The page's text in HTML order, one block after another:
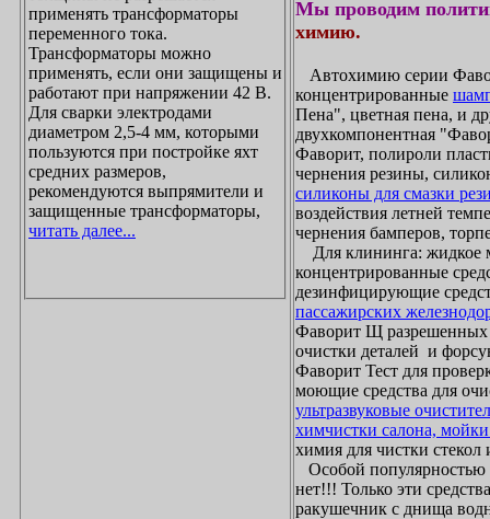
применять трансформаторы
переменного тока.
Трансформаторы можно
применять, если они защищены и
работают при напряжении 42 В.
Для сварки электродами
диаметром 2,5-4 мм, которыми
пользуются при постройке яхт
средних размеров,
рекомендуются выпрямители и
защищенные трансформаторы,
читать далее...
Мы проводим
химию.
Автохимию серии
концентрированные
Пена", цветная пена, и
двухкомпонентная
Фаворит, полироли
чернения резины,
силиконы для смазки
воздействия летней
чернения бамперов,
Для клининга: жидкое
концентрированные
дезинфицирующие
пассажирских
Фаворит Щ
очистки деталей и
Фаворит Тест для
моющие средства для
ультразвуковые
химчистки салона,
химия для чистки стекол
Особой популярностью
нет!!! Только эти
ракушечник с днища